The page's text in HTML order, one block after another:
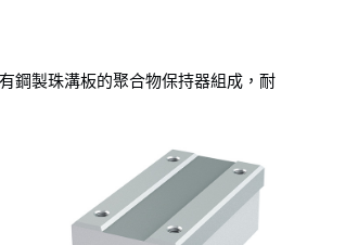
鋼製珠溝板的聚合物保持器組成，耐